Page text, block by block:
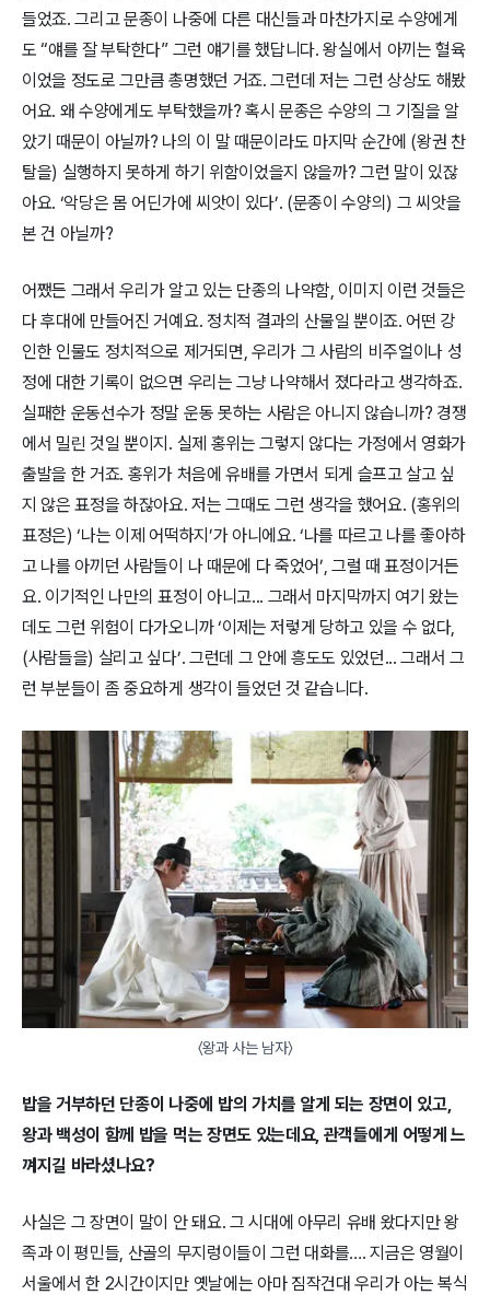
들었죠. 그리고 문종이 나중에 다른 대신들과 마찬가지로 수양에게
도 “얘를 잘 부탁한다” 그런 얘기를 했답니다. 왕실에서 아끼는 혈육
이었을 정도로 그만큼 총명했던 거죠. 그런데 저는 그런 상상도 해봤
어요. 왜 수양에게도 부탁했을까? 혹시 문종은 수양의 그 기질을 알
았기 때문이 아닐까? 나의 이 말 때문이라도 마지막 순간에 (왕권 찬
탈을) 실행하지 못하게 하기 위함이었을지 않을까? 그런 말이 있잖
아요. ‘악당은 몸 어딘가에 씨앗이 있다’. (문종이 수양의) 그 씨앗을
본 건 아닐까?
어쨌든 그래서 우리가 알고 있는 단종의 나약함, 이미지 이런 것들은
다 후대에 만들어진 거예요. 정치적 결과의 산물일 뿐이죠. 어떤 강
인한 인물도 정치적으로 제거되면, 우리가 그 사람의 비주얼이나 성
정에 대한 기록이 없으면 우리는 그냥 나약해서 졌다라고 생각하죠.
실패한 운동선수가 정말 운동 못하는 사람은 아니지 않습니까? 경쟁
에서 밀린 것일 뿐이지. 실제 홍위는 그렇지 않다는 가정에서 영화가
출발을 한 거죠. 홍위가 처음에 유배를 가면서 되게 슬프고 살고 싶
지 않은 표정을 하잖아요. 저는 그때도 그런 생각을 했어요. (홍위의
표정은) ‘나는 이제 어떡하지’가 아니에요. ‘나를 따르고 나를 좋아하
고 나를 아끼던 사람들이 나 때문에 다 죽었어’, 그럴 때 표정이거든
요. 이기적인 나만의 표정이 아니고... 그래서 마지막까지 여기 왔는
데도 그런 위험이 다가오니까 ‘이제는 저렇게 당하고 있을 수 없다,
(사람들을) 살리고 싶다’. 그런데 그 안에 흥도도 있었던... 그래서 그
런 부분들이 좀 중요하게 생각이 들었던 것 같습니다.
〈왕과 사는 남자〉
밥을 거부하던 단종이 나중에 밥의 가치를 알게 되는 장면이 있고,
왕과 백성이 함께 밥을 먹는 장면도 있는데요, 관객들에게 어떻게 느
껴지길 바라셨나요?
사실은 그 장면이 말이 안 돼요. 그 시대에 아무리 유배 왔다지만 왕
족과 이 평민들, 산골의 무지렁이들이 그런 대화를…. 지금은 영월이
서울에서 한 2시간이지만 옛날에는 아마 짐작건대 우리가 아는 복식